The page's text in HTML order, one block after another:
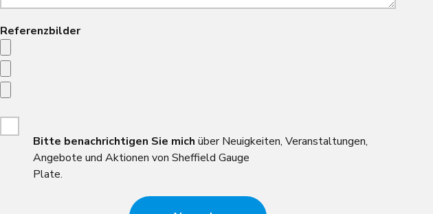
Referenzbilder
Bitte benachrichtigen Sie mich über Neuigkeiten, Veranstaltungen,
Angebote und Aktionen von Sheffield Gauge
Plate.